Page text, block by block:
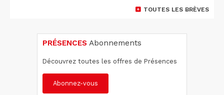
TOUTES LES BRÈVES
PRÉSENCES Abonnements
Découvrez toutes les offres de Présences
Abonnez-vous